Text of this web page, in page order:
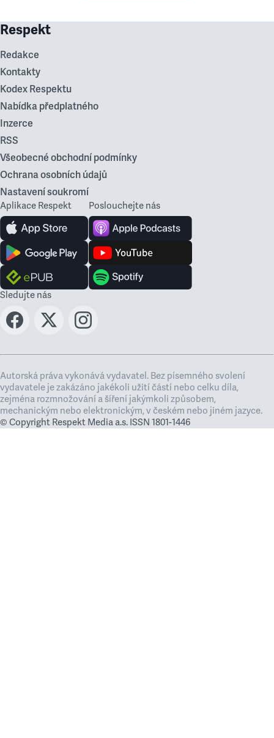
Respekt
Redakce
Kontakty
Kodex Respektu
Nabídka předplatného
Inzerce
RSS
Všeobecné obchodní podmínky
Ochrana osobních údajů
Nastavení soukromí
Aplikace Respekt Poslouchejte nás
Sledujte nás
Autorská práva vykonává vydavatel. Bez písemného svolení
vydavatele je zakázáno jakékoli užití částí nebo celku díla,
zejména rozmnožování a šíření jakýmkoli způsobem,
mechanickým nebo elektronickým, v českém nebo jiném jazyce.
© Copyright Respekt Media a.s. ISSN 1801-1446